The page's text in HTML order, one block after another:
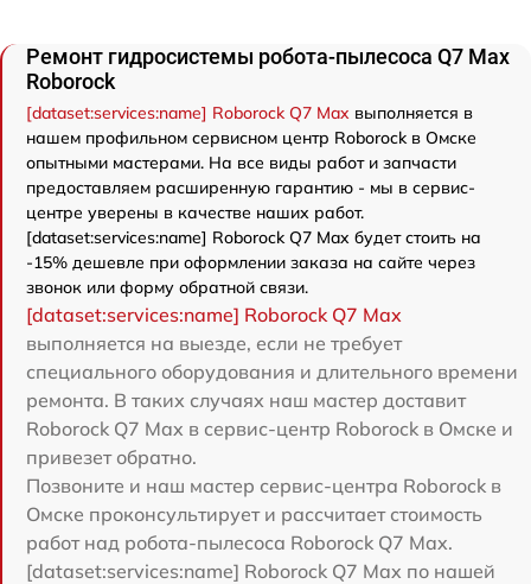
Ремонт гидросистемы робота-пылесоса Q7 Max
Roborock
[dataset:services:name] Roborock Q7 Max выполняется в
нашем профильном сервисном центр Roborock в Омске
опытными мастерами. На все виды работ и запчасти
предоставляем расширенную гарантию - мы в сервис-
центре уверены в качестве наших работ.
[dataset:services:name] Roborock Q7 Max будет стоить на
-15% дешевле при оформлении заказа на сайте через
звонок или форму обратной связи.
[dataset:services:name] Roborock Q7 Max
выполняется на выезде, если не требует
специального оборудования и длительного времени
ремонта. В таких случаях наш мастер доставит
Roborock Q7 Max в сервис-центр Roborock в Омске и
привезет обратно.
Позвоните и наш мастер сервис-центра Roborock в
Омске проконсультирует и рассчитает стоимость
работ над робота-пылесоса Roborock Q7 Max.
[dataset:services:name] Roborock Q7 Max по нашей